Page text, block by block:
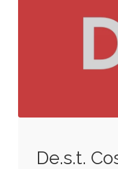
De.s.t.